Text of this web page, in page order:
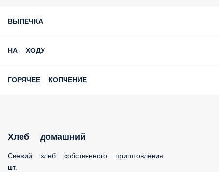
ВЫПЕЧКА
НА ХОДУ
ГОРЯЧЕЕ КОПЧЕНИЕ
Хлеб домашний
Свежий хлеб собственного приготовления
шт.